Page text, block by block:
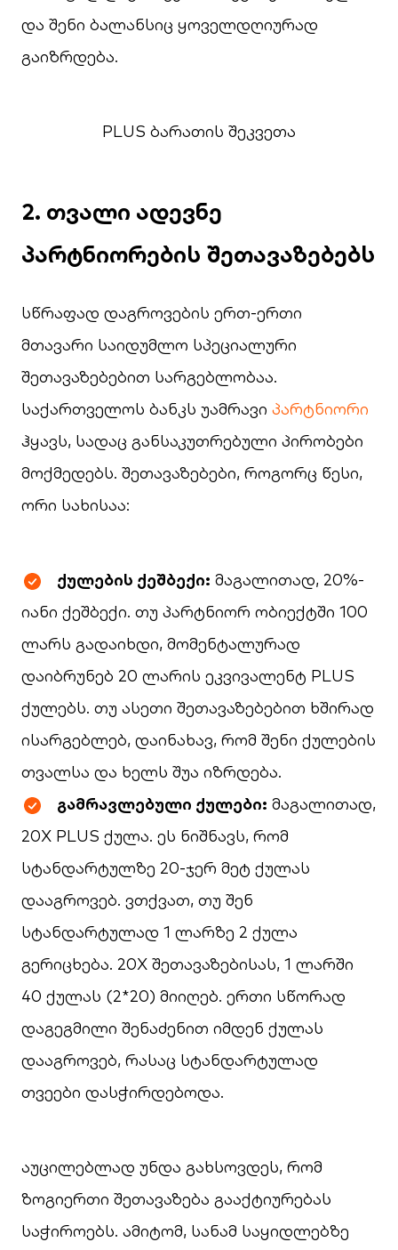
და შენი ბალანსიც ყოველდღიურად
გაიზრდება.
PLUS ბარათის შეკვეთა
2. თვალი ადევნე
პარტნიორების შეთავაზებებს
სწრაფად დაგროვების ერთ-ერთი
მთავარი საიდუმლო სპეციალური
შეთავაზებებით სარგებლობაა.
საქართველოს ბანკს უამრავი პარტნიორი
ჰყავს, სადაც განსაკუთრებული პირობები
მოქმედებს. შეთავაზებები, როგორც წესი,
ორი სახისაა:
ქულების ქეშბექი: მაგალითად, 20%-
იანი ქეშბექი. თუ პარტნიორ ობიექტში 100
ლარს გადაიხდი, მომენტალურად
დაიბრუნებ 20 ლარის ეკვივალენტ PLUS
ქულებს. თუ ასეთი შეთავაზებებით ხშირად
ისარგებლებ, დაინახავ, რომ შენი ქულების
თვალსა და ხელს შუა იზრდება.
გამრავლებული ქულები: მაგალითად,
20X PLUS ქულა. ეს ნიშნავს, რომ
სტანდარტულზე 20-ჯერ მეტ ქულას
დააგროვებ. ვთქვათ, თუ შენ
სტანდარტულად 1 ლარზე 2 ქულა
გერიცხება. 20X შეთავაზებისას, 1 ლარში
40 ქულას (2*20) მიიღებ. ერთი სწორად
დაგეგმილი შენაძენით იმდენ ქულას
დააგროვებ, რასაც სტანდარტულად
თვეები დასჭირდებოდა.
აუცილებლად უნდა გახსოვდეს, რომ
ზოგიერთი შეთავაზება გააქტიურებას
საჭიროებს. ამიტომ, სანამ საყიდლებზე